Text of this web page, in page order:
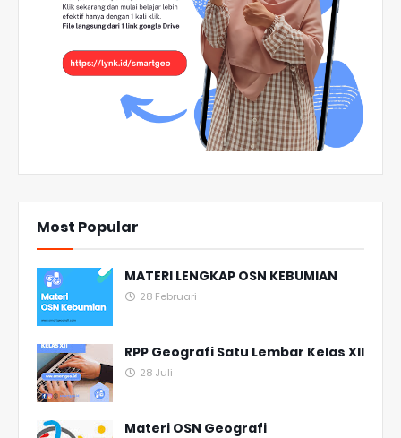
Most Popular
MATERI LENGKAP OSN KEBUMIAN
28 Februari
RPP Geografi Satu Lembar Kelas XII
28 Juli
Materi OSN Geografi